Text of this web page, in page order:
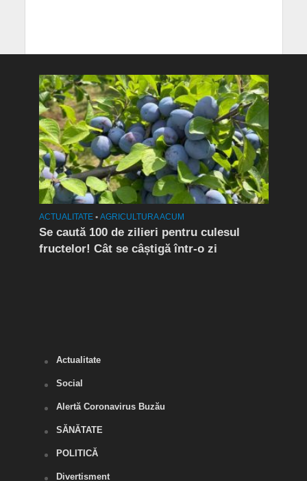
ACTUALITATE • AGRICULTURA ACUM
Se caută 100 de zilieri pentru culesul
fructelor! Cât se câștigă într-o zi
Actualitate
Social
Alertă Coronavirus Buzău
SĂNĂTATE
POLITICĂ
Divertisment